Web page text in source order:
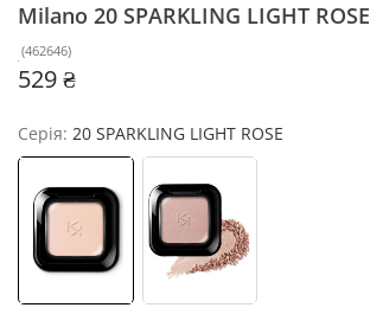
Milano 20 SPARKLING LIGHT ROSE
(462646)
529 ₴
Серія: 20 SPARKLING LIGHT ROSE